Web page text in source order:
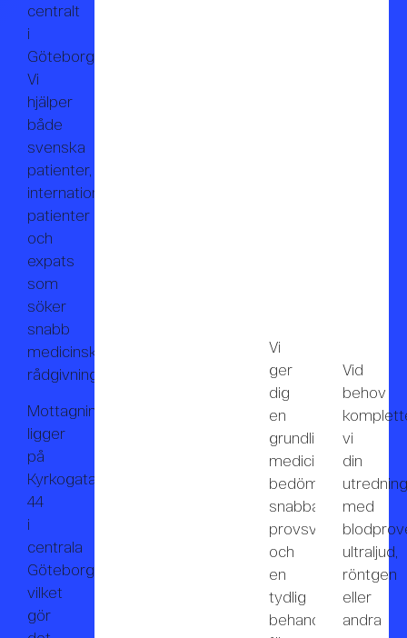
centralt
i
Göteborg.
Vi
hjälper
både
svenska
patienter,
internationella
patienter
och
expats
som
söker
snabb
medicinsk
rådgivning.
Mottagningen
ligger
på
Kyrkogatan
44
i
centrala
Göteborg,
vilket
gör
Vi
ger
dig
en
grundlig
medicinsk
bedömning,
snabba
provsvar
och
en
tydlig
behandlingsplan
Vid
behov
vi
din
utredning
med
ultraljud,
röntgen
eller
andra